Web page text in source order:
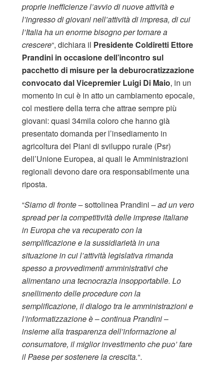
proprie inefficienze l’avvio di nuove attività e
l’ingresso di giovani nell’attività di impresa, di cui
l’Italia ha un enorme bisogno per tornare a
crescere“, dichiara il Presidente Coldiretti Ettore
Prandini in occasione dell’incontro sul
pacchetto di misure per la deburocratizzazione
convocato dal Vicepremier Luigi Di Maio, in un
momento in cui è in atto un cambiamento epocale,
col mestiere della terra che attrae sempre più
giovani: quasi 34mila coloro che hanno già
presentato domanda per l’insediamento in
agricoltura dei Piani di sviluppo rurale (Psr)
dell’Unione Europea, ai quali le Amministrazioni
regionali devono dare ora responsabilmente una
riposta.
“Siamo di fronte– sottolinea Prandini –ad un vero
spread per la competitività delle imprese italiane
in Europa che va recuperato con la
semplificazione e la sussidiarietà in una
situazione in cui l’attività legislativa rimanda
spesso a provvedimenti amministrativi che
alimentano una tecnocrazia insopportabile. Lo
snellimento delle procedure con la
semplificazione, il dialogo tra le amministrazioni e
l’informatizzazione è – continua Prandini –
insieme alla trasparenza dell’informazione al
consumatore, il miglior investimento che puo’ fare
il Paese per sostenere la crescita.“.